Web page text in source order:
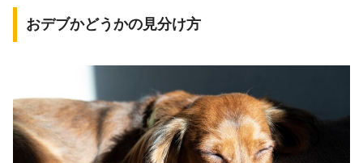
おデブかどうかの見分け方